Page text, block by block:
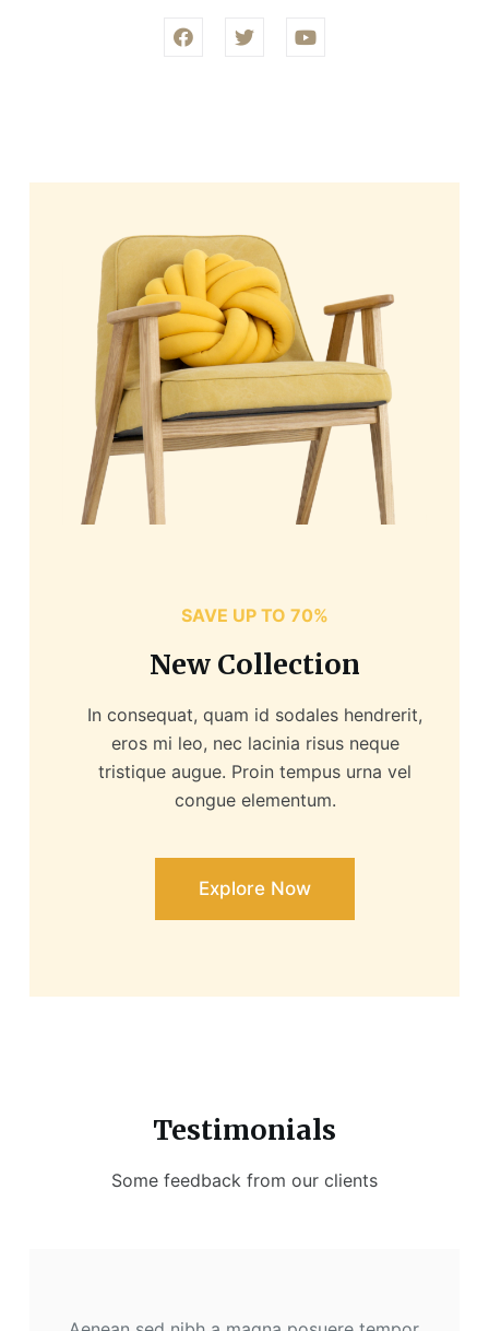
SAVE UP TO 70%
New Collection
In consequat, quam id sodales hendrerit,
eros mi leo, nec lacinia risus neque
tristique augue. Proin tempus urna vel
congue elementum.
Explore Now
Testimonials
Some feedback from our clients